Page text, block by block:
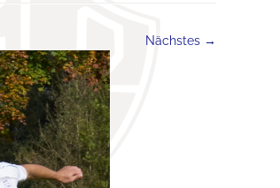
Nächstes →